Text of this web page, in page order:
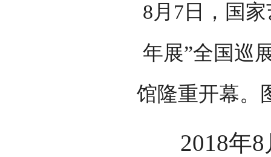
8月7日，国
年展”全国巡
馆隆重开幕。
2018年8